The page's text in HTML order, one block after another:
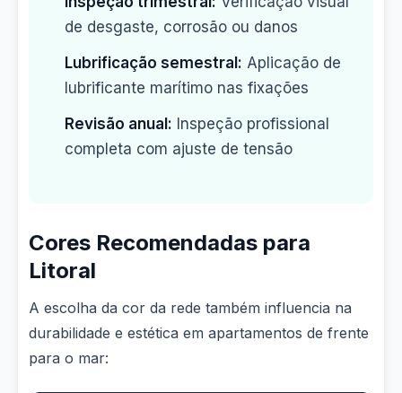
de desgaste, corrosão ou danos
Lubrificação semestral: Aplicação de
lubrificante marítimo nas fixações
Revisão anual: Inspeção profissional
completa com ajuste de tensão
Cores Recomendadas para
Litoral
A escolha da cor da rede também influencia na
durabilidade e estética em apartamentos de frente
para o mar: